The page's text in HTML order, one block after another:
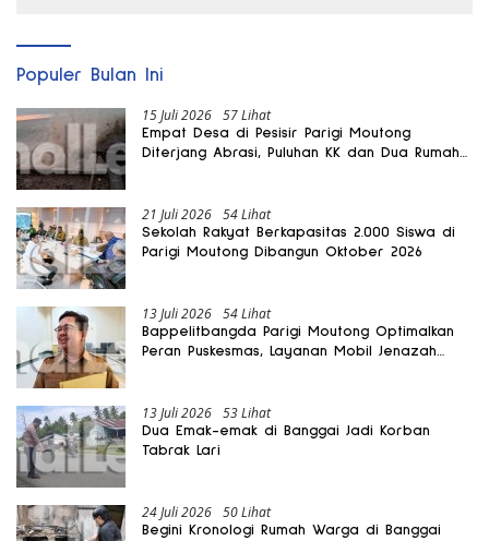
Populer Bulan Ini
15 Juli 2026 57 Lihat
Empat Desa di Pesisir Parigi Moutong
Diterjang Abrasi, Puluhan KK dan Dua Rumah
21 Juli 2026 54 Lihat
Sekolah Rakyat Berkapasitas 2.000 Siswa di
Parigi Moutong Dibangun Oktober 2026
13 Juli 2026 54 Lihat
Bappelitbangda Parigi Moutong Optimalkan
Peran Puskesmas, Layanan Mobil Jenazah
13 Juli 2026 53 Lihat
Dua Emak-emak di Banggai Jadi Korban
Tabrak Lari
24 Juli 2026 50 Lihat
Begini Kronologi Rumah Warga di Banggai